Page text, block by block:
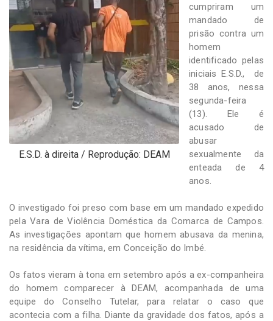
Sistemas
E.S.D. à direita / Reprodução: DEAM
cumpriram um
mandado de
prisão contra um
homem
identificado pelas
iniciais E.S.D., de
38 anos, nessa
segunda-feira
(13). Ele é
acusado de
abusar
sexualmente da
enteada de 4
anos.
O investigado foi preso com base em um mandado expedido
pela Vara de Violência Doméstica da Comarca de Campos.
As investigações apontam que homem abusava da menina,
na residência da vítima, em Conceição do Imbé.
Os fatos vieram à tona em setembro após a ex-companheira
do homem comparecer à DEAM, acompanhada de uma
equipe do Conselho Tutelar, para relatar o caso que
acontecia com a filha. Diante da gravidade dos fatos, após a